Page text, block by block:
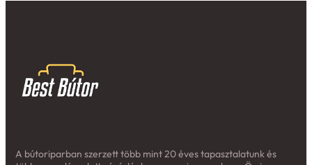
A bútoriparban szerzett több mint 20 éves tapasztalatunk és